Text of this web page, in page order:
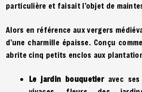
particulière et faisait l’objet de
Alors en référence aux vergers
d’une charmille épaisse. Conçu
abrite cinq petits enclos aux
Le jardin bouquetieravec